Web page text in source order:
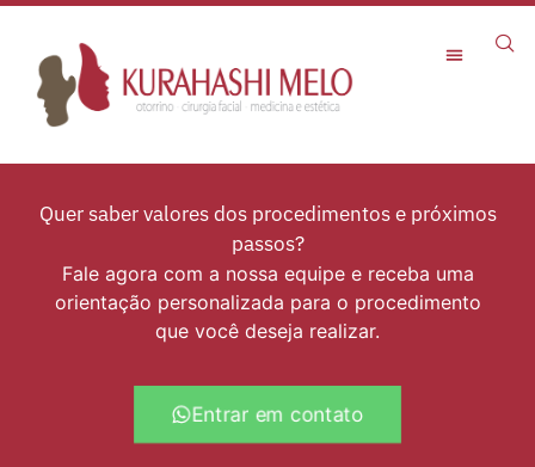
Quer saber valores dos procedimentos e próximos
passos?
Fale agora com a nossa equipe e receba uma
orientação personalizada para o procedimento
que você deseja realizar.
Entrar em contato